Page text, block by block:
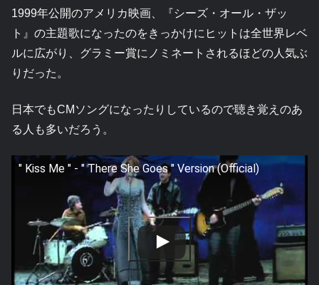
1999年公開のアメリカ映画、『シーズ・オール・ザッ
ト』の主題歌になったのをきっかけにヒットは全世界レベ
ルに広がり、グラミー賞にノミネートされるほどの人気ぶ
りだった。
日本でもCMソングになったりしているので聴き覚えのあ
る人も多いだろう。
" Kiss Me " - " There She Goes " Version (Official)